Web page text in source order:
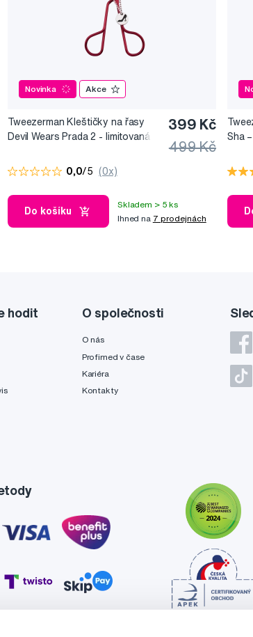
Novinka Akce
Tweezerman Kleštičky na řasy
Devil Wears Prada 2 - limitovaná
399 Kč
499 Kč
0,0/5 (0x)
Do košíku
Skladem > 5 ks
Ihned na 7 prodejnách
Sha
hodit O společnosti
O nás
Profimed v čase
Kariéra
Kontakty